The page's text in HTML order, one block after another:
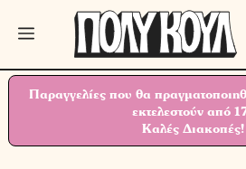
Μετάβαση
περιεχόμενο
Μενού
Παραγγελίες που θα
εκτελεστούν από
Καλές